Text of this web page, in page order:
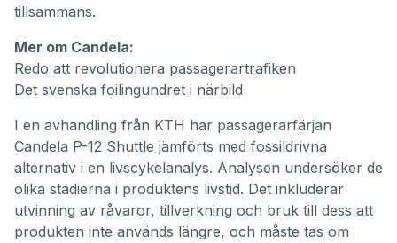
tillsammans.
Mer om Candela:
Redo att revolutionera passagerartrafiken
Det svenska foilingundret i närbild
I en avhandling från KTH har passagerarfärjan
Candela P-12 Shuttle jämförts med fossildrivna
alternativ i en livscykelanalys. Analysen undersöker de
olika stadierna i produktens livstid. Det inkluderar
utvinning av råvaror, tillverkning och bruk till dess att
produkten inte används längre, och måste tas om